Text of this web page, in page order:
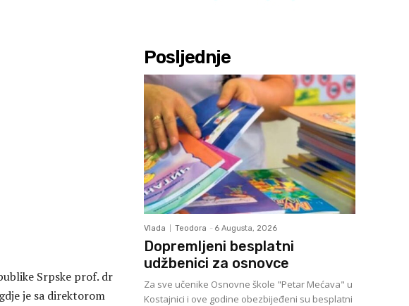
Srpske prof. dr
je sa direktorom
Posljednje
Vlada Teodora - 6 Augusta, 2026
Dopremljeni besplatni
udžbenici za osnovce
Za sve učenike Osnovne škole "Petar Mećava" u
Kostajnici i ove godine obezbijeđeni su besplatni